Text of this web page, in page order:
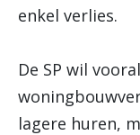
enkel verlies.
De SP wil
lagere huren,